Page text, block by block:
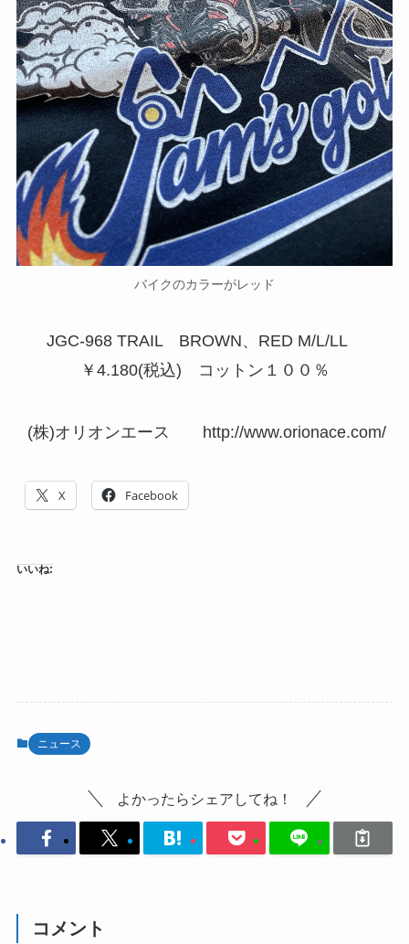
バイクのカラーがレッド
JGC-968 TRAIL BROWN、RED M/L/LL
￥4.180(税込) コットン１００％
(株)オリオンエース http://www.orionace.com/
X Facebook
いいね:
ニュース
よかったらシェアしてね！
コメント